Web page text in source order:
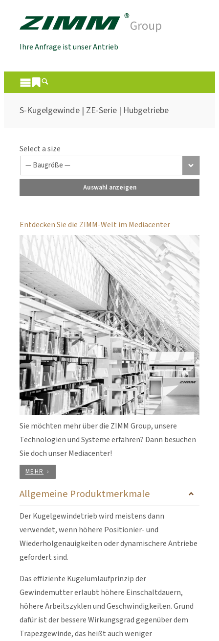
Ihre Anfrage ist unser Antrieb
S-Kugelgewinde | ZE-Serie | Hubgetriebe
Select a size
Auswahl anzeigen
Entdecken Sie die ZIMM-Welt im Mediacenter
Sie möchten mehr über die ZIMM Group, unsere
Technologien und Systeme erfahren? Dann besuchen
Sie doch unser Mediacenter!
MEHR
Allgemeine Produktmerkmale
Der Kugelgewindetrieb wird meistens dann
verwendet, wenn höhere Positionier- und
Wiederholgenauigkeiten oder dynamischere Antriebe
gefordert sind.
Das effiziente Kugelumlaufprinzip der
Gewindemutter erlaubt höhere Einschaltdauern,
höhere Arbeitszyklen und Geschwindigkeiten. Grund
dafür ist der bessere Wirkungsgrad gegenüber dem
Trapezgewinde, das heißt auch weniger